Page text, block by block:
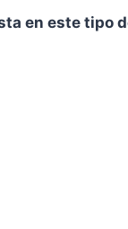
en este tipo